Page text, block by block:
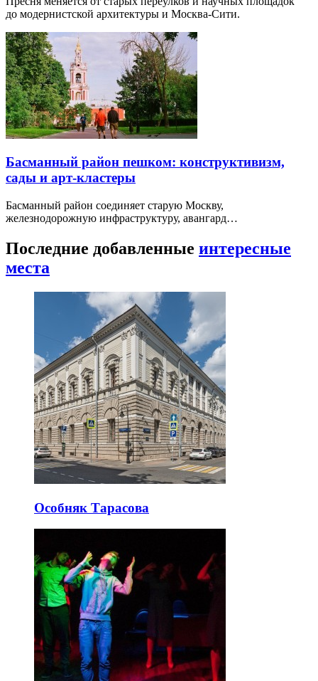
до модернистской архитектуры и Москва-Сити.
Басманный район пешком: конструктивизм,
сады и арт-кластеры
Басманный район соединяет старую Москву,
железнодорожную инфраструктуру, авангард…
Последние добавленные интересные
места
Особняк Тарасова